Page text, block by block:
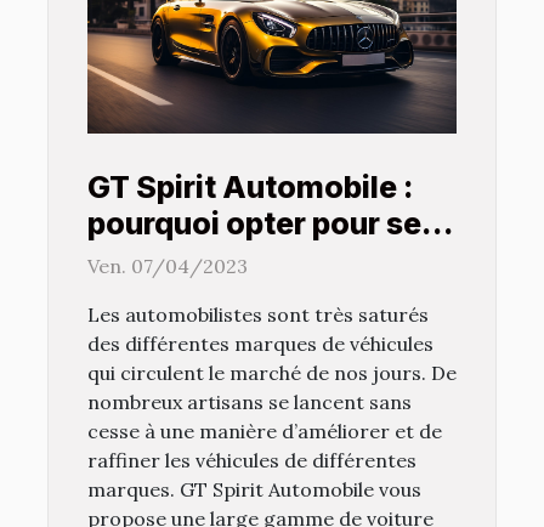
GT Spirit Automobile :
pourquoi opter pour ses
modèles récents ?
Ven. 07/04/2023
Les automobilistes sont très saturés
des différentes marques de véhicules
qui circulent le marché de nos jours. De
nombreux artisans se lancent sans
cesse à une manière d’améliorer et de
raffiner les véhicules de différentes
marques. GT Spirit Automobile vous
propose une large gamme de voiture